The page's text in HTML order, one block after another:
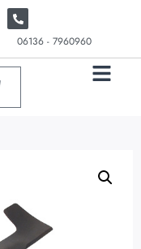
06136 - 7960960